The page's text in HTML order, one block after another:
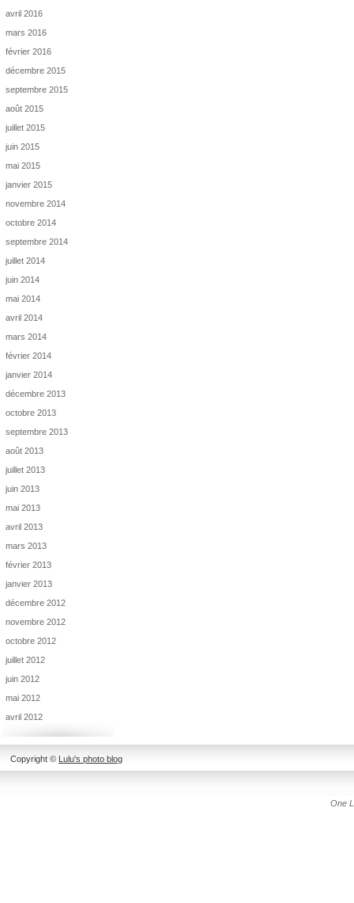
avril 2016
mars 2016
février 2016
décembre 2015
septembre 2015
août 2015
juillet 2015
juin 2015
mai 2015
janvier 2015
novembre 2014
octobre 2014
septembre 2014
juillet 2014
juin 2014
mai 2014
avril 2014
mars 2014
février 2014
janvier 2014
décembre 2013
octobre 2013
septembre 2013
août 2013
juillet 2013
juin 2013
mai 2013
avril 2013
mars 2013
février 2013
janvier 2013
décembre 2012
novembre 2012
octobre 2012
juillet 2012
juin 2012
mai 2012
avril 2012
Copyright © Lulu's photo blog
One